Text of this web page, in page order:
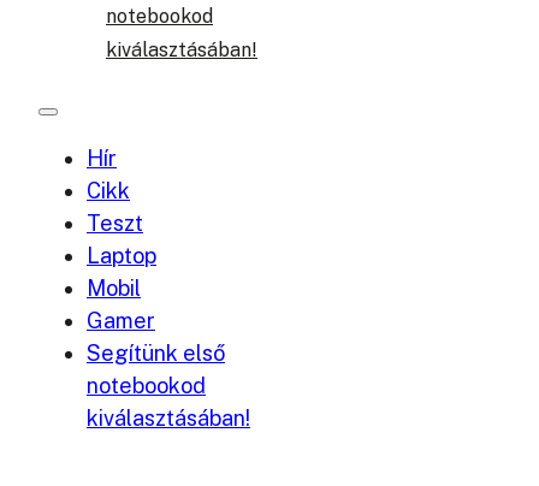
notebookod
kiválasztásában!
Hír
Cikk
Teszt
Laptop
Mobil
Gamer
Segítünk első
notebookod
kiválasztásában!